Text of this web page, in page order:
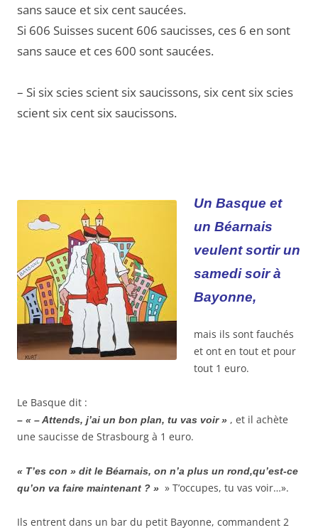
sans sauce et six cent saucées.
Si 606 Suisses sucent 606 saucisses, ces 6 en sont
sans sauce et ces 600 sont saucées.
– Si six scies scient six saucissons, six cent six scies
scient six cent six saucissons.
Un Basque et
un Béarnais
veulent sortir un
samedi soir à
Bayonne,
mais ils sont fauchés
et ont en tout et pour
tout 1 euro.
Le Basque dit :
– « – Attends, j’ai un bon plan, tu vas voir » , et il achète
une saucisse de Strasbourg à 1 euro.
« T’es con » dit le Béarnais, on n’a plus un rond,qu’est-ce
qu’on va faire maintenant ? » » T’occupes, tu vas voir…».
Ils entrent dans un bar du petit Bayonne, commandent 2